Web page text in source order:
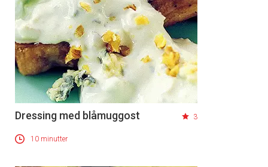
Dressing med blåmuggost 3
10 minutter